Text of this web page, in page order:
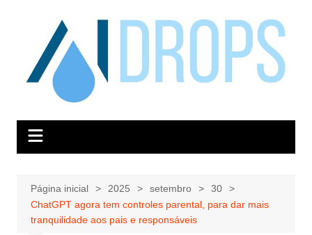
conteúdo
Página inicial 2025 setembro
30
ChatGPT agora tem controles parental, para dar mais
tranquilidade aos pais e responsáveis